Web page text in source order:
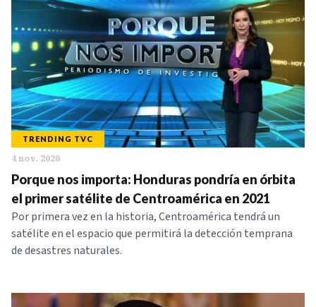
TRENDING TVC
4 nov. 2020
Porque nos importa: Honduras pondría en órbita
el primer satélite de Centroamérica en 2021
Por primera vez en la historia, Centroamérica tendrá un
satélite en el espacio que permitirá la detección temprana
de desastres naturales.